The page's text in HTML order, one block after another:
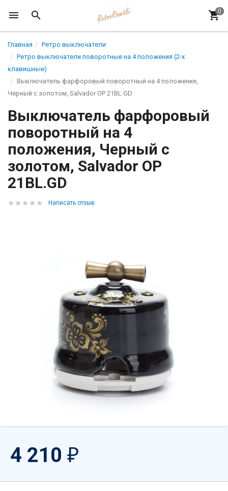
Главная
Ретро выключатели
Ретро выключатели поворотные на 4 положения (2-х
клавишные)
Выключатель фарфоровый поворотный на 4 положения,
Черный с золотом, Salvador OP 21BL.GD
Выключатель фарфоровый
поворотный на 4
положения, Черный с
золотом, Salvador OP
21BL.GD
Написать отзыв
4 210 ₽